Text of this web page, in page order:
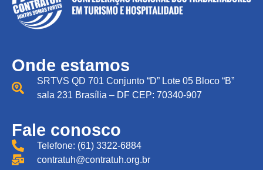
Onde estamos
SRTVS QD 701 Conjunto “D” Lote 05 Bloco “B”
sala 231 Brasília – DF CEP: 70340-907
Fale conosco
Telefone: (61) 3322-6884
contratuh@contratuh.org.br